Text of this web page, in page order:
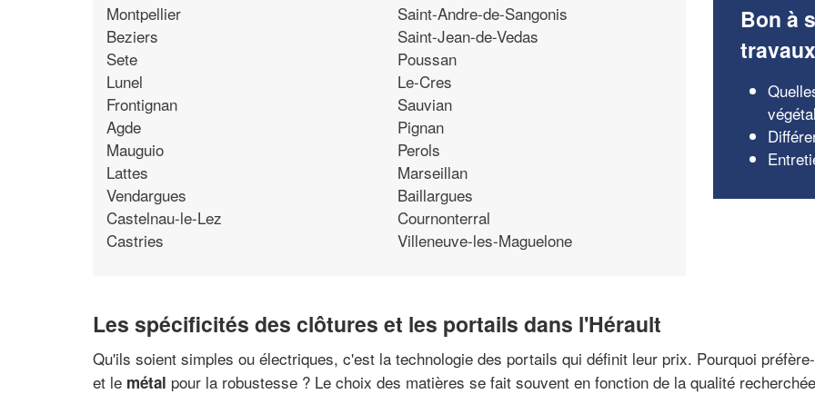
Montpellier
Beziers
Sete
Lunel
Frontignan
Agde
Mauguio
Lattes
Vendargues
Castelnau-le-Lez
Castries
Saint-Andre-de-Sangonis
Saint-Jean-de-Vedas
Poussan
Le-Cres
Sauvian
Pignan
Perols
Marseillan
Baillargues
Cournonterral
Villeneuve-les-Maguelone
Bon à
travaux
Les spécificités des clôtures et les portails dans l'Hérault
Qu'ils soient simples ou électriques, c'est la technologie des portails qui définit leur prix. Pourquoi
et le métal pour la robustesse ? Le choix des matières se fait souvent en fonction de la qualité